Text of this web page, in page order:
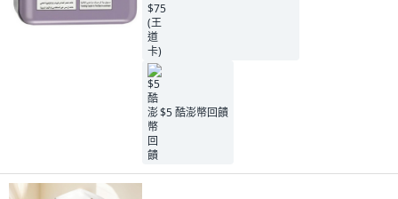
$5 酷澎幣回饋